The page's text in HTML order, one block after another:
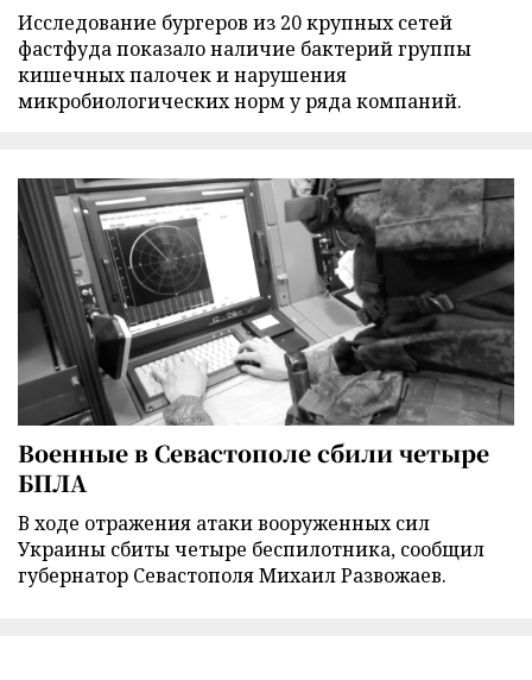
Исследование бургеров из 20 крупных сетей
фастфуда показало наличие бактерий группы
кишечных палочек и нарушения
микробиологических норм у ряда компаний.
Военные в Севастополе сбили четыре
БПЛА
В ходе отражения атаки вооруженных сил
Украины сбиты четыре беспилотника, сообщил
губернатор Севастополя Михаил Развожаев.